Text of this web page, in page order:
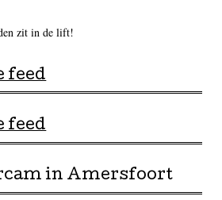
zit in de lift!
feed
feed
in Amersfoort